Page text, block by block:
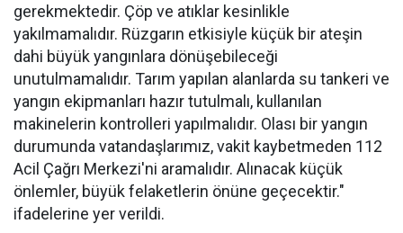
gerekmektedir. Çöp ve atıklar kesinlikle
yakılmamalıdır. Rüzgarın etkisiyle küçük bir ateşin
dahi büyük yangınlara dönüşebileceği
unutulmamalıdır. Tarım yapılan alanlarda su tankeri ve
yangın ekipmanları hazır tutulmalı, kullanılan
makinelerin kontrolleri yapılmalıdır. Olası bir yangın
durumunda vatandaşlarımız, vakit kaybetmeden 112
Acil Çağrı Merkezi'ni aramalıdır. Alınacak küçük
önlemler, büyük felaketlerin önüne geçecektir."
ifadelerine yer verildi.